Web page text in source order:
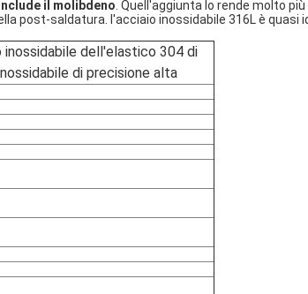
il molibdeno . Quell'aggiunta lo rende molto
post-saldatura. l'acciaio inossidabile 316L è quasi
inossidabile dell'elastico 304 di
di precisione alta